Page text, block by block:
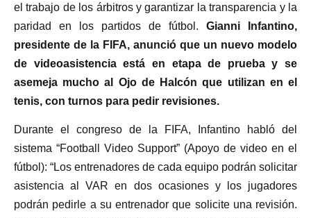
el trabajo de los árbitros y garantizar la transparencia y la
paridad en los partidos de fútbol. Gianni Infantino,
presidente de la FIFA, anunció que un nuevo modelo
de videoasistencia está en etapa de prueba y se
asemeja mucho al Ojo de Halcón que utilizan en el
tenis, con turnos para pedir revisiones.
Durante el congreso de la FIFA, Infantino habló del
sistema “Football Video Support” (Apoyo de video en el
fútbol): “Los entrenadores de cada equipo podrán solicitar
asistencia al VAR en dos ocasiones y los jugadores
podrán pedirle a su entrenador que solicite una revisión.